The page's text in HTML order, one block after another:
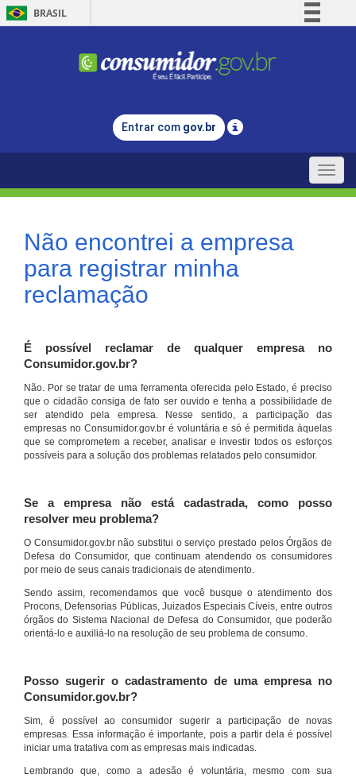
BRASIL
Comunica BR
Legislação
Entrar com gov.br
Toggle
Não encontrei a empresa
para registrar minha
reclamação
É possível reclamar de qualquer empresa no
Consumidor.gov.br?
Não. Por se tratar de uma ferramenta oferecida pelo Estado, é preciso
que o cidadão consiga de fato ser ouvido e tenha a possibilidade de
ser atendido pela empresa. Nesse sentido, a participação das
empresas no Consumidor.gov.br é voluntária e só é permitida àquelas
que se comprometem a receber, analisar e investir todos os esforços
possíveis para a solução dos problemas relatados pelo consumidor.
Se a empresa não está cadastrada, como posso
resolver meu problema?
O Consumidor.gov.br não substitui o serviço prestado pelos Órgãos de
Defesa do Consumidor, que continuam atendendo os consumidores
por meio de seus canais tradicionais de atendimento.
Sendo assim, recomendamos que você busque o atendimento dos
Procons, Defensorias Públicas, Juizados Especiais Cíveis, entre outros
órgãos do Sistema Nacional de Defesa do Consumidor, que poderão
orientá-lo e auxiliá-lo na resolução de seu problema de consumo.
Posso sugerir o cadastramento de uma empresa no
Consumidor.gov.br?
Sim, é possível ao consumidor sugerir a participação de novas
empresas. Essa informação é importante, pois a partir dela é possível
iniciar uma tratativa com as empresas mais indicadas.
Lembrando que, como a adesão é voluntária, mesmo com sua